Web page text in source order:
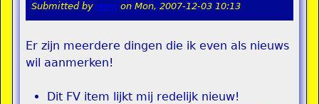
Submitted by remi on Mon, 2007-12-03 10:13
Er zijn meerdere dingen die ik even als nieuws
wil aanmerken!
Dit FV item lijkt mij redelijk nieuw!